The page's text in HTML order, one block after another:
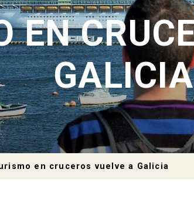
EN
GALICIA
en cruceros vuelve a Galicia